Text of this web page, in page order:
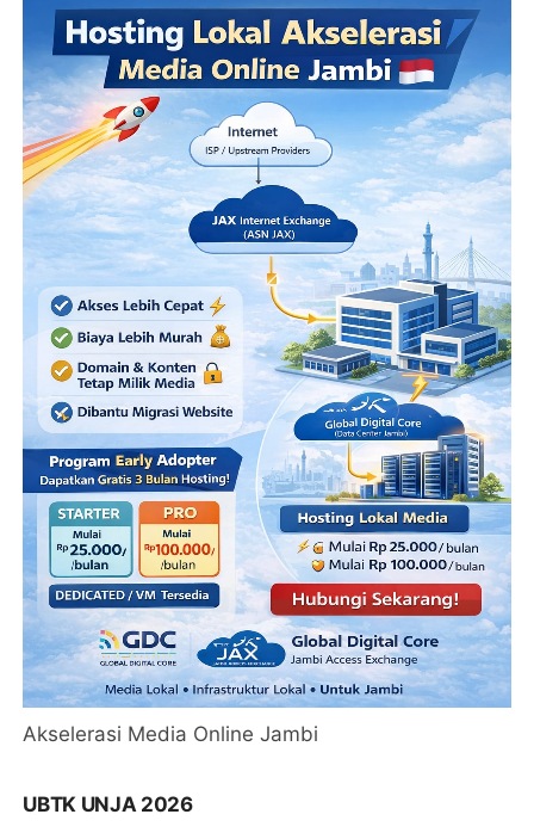
Akselerasi Media Online Jambi
UBTK UNJA 2026